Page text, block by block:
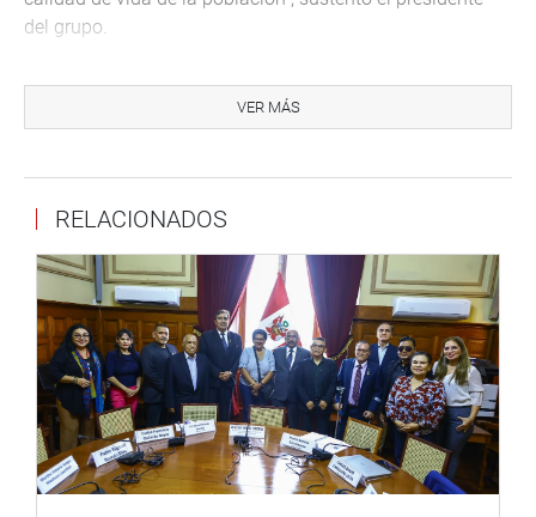
del grupo.
el mejoramiento y ampliación del corredor económico
Yaca-Ocobambataccacca-Runahuañuscca, en las
Ica y la construcción del puente El Huayco, en Uchumayo,
A su turno, la congresista Cheryl Trigozo Reátegui (APP),
aseguró que este proyecto de ley también va a beneficiar
a más de 7 mil pobladores de Santiago de Borja, Nuevo
San Juan y sus anexos en la región San Martín. Por su
parte, Raúl Doroteo Carbajo (AP) destacó la importancia
de la construcción del aeropuerto de Nazca, “Los pueblos
necesitan desarrollo y se tendrá a través de estas obras
de importancia”.
VER MÁS
RELACIONADOS